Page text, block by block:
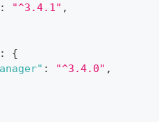
: "^3.4.1" ,
:
{
: "^3.4.0" ,